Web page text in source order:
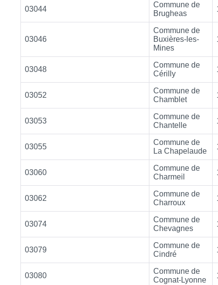
03044
Commune de
Brugheas
03046
Commune de
Buxières-les-
Mines
03048
Commune de
Cérilly
03052
Commune de
Chamblet
03053
Commune de
Chantelle
03055
Commune de
La Chapelaude
03060
Commune de
Charmeil
03062
Commune de
Charroux
03074
Commune de
Chevagnes
03079
Commune de
Cindré
03080
Commune de
Cognat-Lyonne